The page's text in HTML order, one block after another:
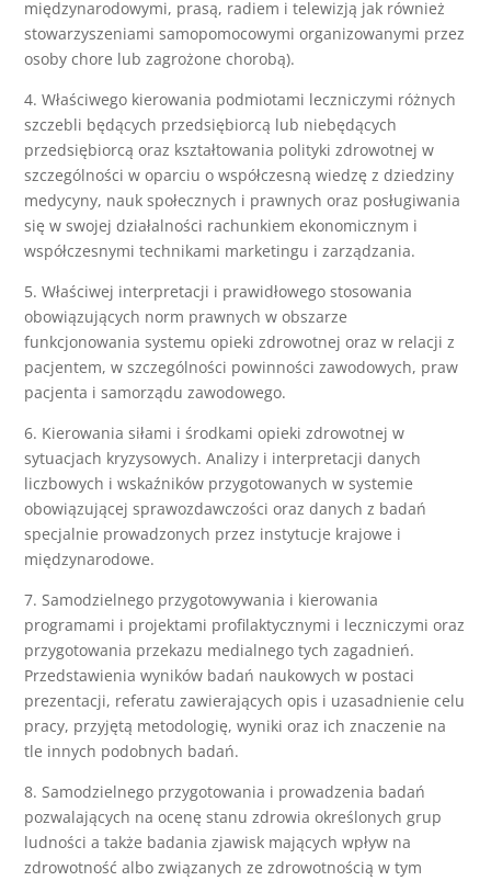
międzynarodowymi, prasą, radiem i telewizją jak również
stowarzyszeniami samopomocowymi organizowanymi przez
osoby chore lub zagrożone chorobą).
4. Właściwego kierowania podmiotami leczniczymi różnych
szczebli będących przedsiębiorcą lub niebędących
przedsiębiorcą oraz kształtowania polityki zdrowotnej w
szczególności w oparciu o współczesną wiedzę z dziedziny
medycyny, nauk społecznych i prawnych oraz posługiwania
się w swojej działalności rachunkiem ekonomicznym i
współczesnymi technikami marketingu i zarządzania.
5. Właściwej interpretacji i prawidłowego stosowania
obowiązujących norm prawnych w obszarze
funkcjonowania systemu opieki zdrowotnej oraz w relacji z
pacjentem, w szczególności powinności zawodowych, praw
pacjenta i samorządu zawodowego.
6. Kierowania siłami i środkami opieki zdrowotnej w
sytuacjach kryzysowych. Analizy i interpretacji danych
liczbowych i wskaźników przygotowanych w systemie
obowiązującej sprawozdawczości oraz danych z badań
specjalnie prowadzonych przez instytucje krajowe i
międzynarodowe.
7. Samodzielnego przygotowywania i kierowania
programami i projektami profilaktycznymi i leczniczymi oraz
przygotowania przekazu medialnego tych zagadnień.
Przedstawienia wyników badań naukowych w postaci
prezentacji, referatu zawierających opis i uzasadnienie celu
pracy, przyjętą metodologię, wyniki oraz ich znaczenie na
tle innych podobnych badań.
8. Samodzielnego przygotowania i prowadzenia badań
pozwalających na ocenę stanu zdrowia określonych grup
ludności a także badania zjawisk mających wpływ na
zdrowotność albo związanych ze zdrowotnością w tym